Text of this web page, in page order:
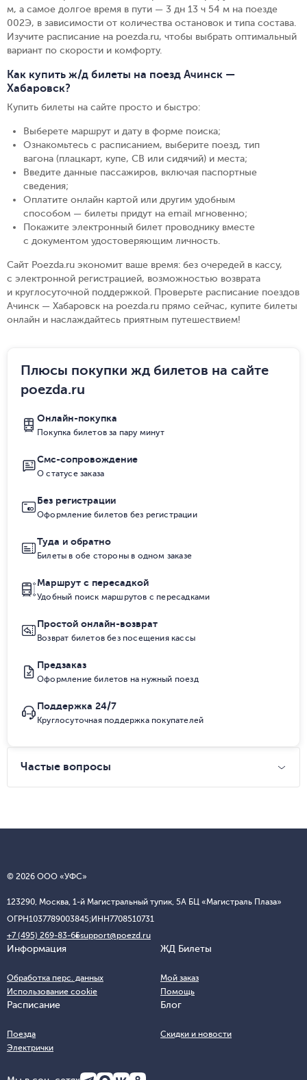
м, а самое долгое время в пути — 3 дн 13 ч 54 м на поезде
002Э, в зависимости от количества остановок и типа состава.
Изучите расписание на poezda.ru, чтобы выбрать оптимальный
вариант по скорости и комфорту.
Как купить ж/д билеты на поезд Ачинск —
Хабаровск?
Купить билеты на сайте просто и быстро:
Выберете маршрут и дату в форме поиска;
Ознакомьтесь с расписанием, выберите поезд, тип
вагона (плацкарт, купе, СВ или сидячий) и места;
Введите данные пассажиров, включая паспортные
сведения;
Оплатите онлайн картой или другим удобным
способом — билеты придут на email мгновенно;
Покажите электронный билет проводнику вместе
с документом удостоверяющим личность.
Сайт Poezda.ru экономит ваше время: без очередей в кассу,
с электронной регистрацией, возможностью возврата
и круглосуточной поддержкой. Проверьте расписание поездов
Ачинск — Хабаровск на poezda.ru прямо сейчас, купите билеты
онлайн и наслаждайтесь приятным путешествием!
Плюсы покупки жд билетов на сайте
poezda.ru
Онлайн-покупка
Покупка билетов за пару минут
Смс-сопровождение
О статусе заказа
Без регистрации
Оформление билетов без регистрации
Туда и обратно
Билеты в обе стороны в одном заказе
Маршрут с пересадкой
Удобный поиск маршрутов с пересадками
Простой онлайн-возврат
Возврат билетов без посещения кассы
Предзаказ
Оформление билетов на нужный поезд
Поддержка 24/7
Круглосуточная поддержка покупателей
Частые вопросы
© 2026 ООО «УФС»
123290, Москва, 1-й Магистральный тупик, 5А БЦ «Магистраль Плаза»
ОГРН1037789003845;ИНН7708510731
+7 (495) 269-83-65support@poezd.ru
Информация
Обработка перс. данных
Использование cookie
ЖД Билеты
Мой заказ
Помощь
Расписание
Поезда
Электрички
Блог
Скидки и новости